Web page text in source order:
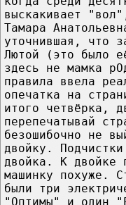
выскакивает
Тамара
уточнившая, что
Лютой (это было
здесь не мамка
правила ввела
опечатка на
итого четвёрка,
перепечатывай
безошибочно не
двойку.
двойка. К двойке
машинку похуже.
были три
"Оптимы" и один